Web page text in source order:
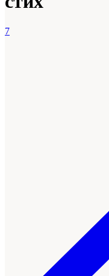
7